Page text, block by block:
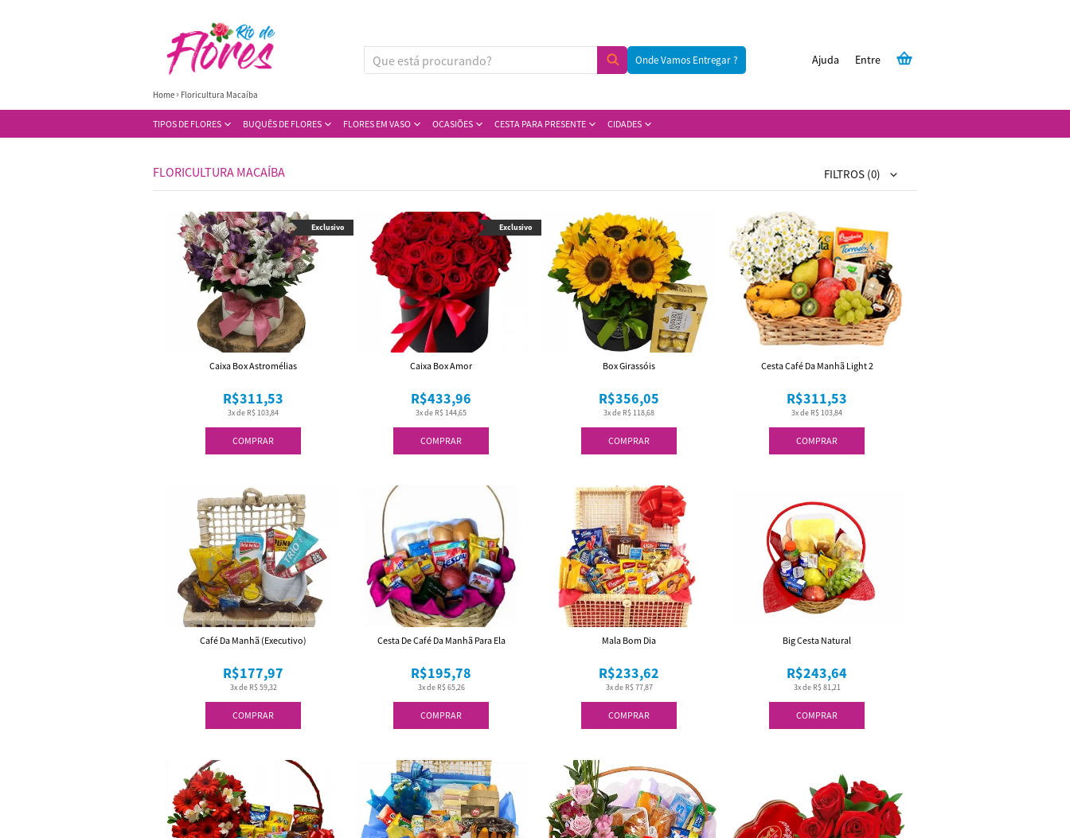
Onde Vamos Entregar ? Entre
Ajuda
TIPOS DE FLORES BUQUÊS DE FLORES FLORES EM VASO OCASIÕES CESTA PARA PRESENTE CIDADES
Home Floricultura Macaíba
FLORICULTURA MACAÍBA FILTROS (0)
COMPRAR
3x de R$ 103,84
R$311,53
Caixa Box Astromélias
Exclusivo
COMPRAR
3x de R$ 144,65
R$433,96
Caixa Box Amor
Exclusivo
COMPRAR
3x de R$ 118,68
R$356,05
Box Girassóis
COMPRAR
3x de R$ 103,84
R$311,53
Cesta Café Da Manhã Light 2
COMPRAR
3x de R$ 59,32
R$177,97
Café Da Manhã (Executivo)
COMPRAR
3x de R$ 65,26
R$195,78
Cesta De Café Da Manhã Para Ela
COMPRAR
3x de R$ 77,87
R$233,62
Mala Bom Dia
COMPRAR
3x de R$ 81,21
R$243,64
Big Cesta Natural